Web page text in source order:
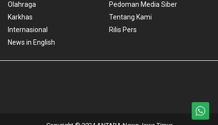
Olahraga
Karkhas
Internasional
News in English
Pedoman Media Siber
Tentang Kami
Rilis Pers